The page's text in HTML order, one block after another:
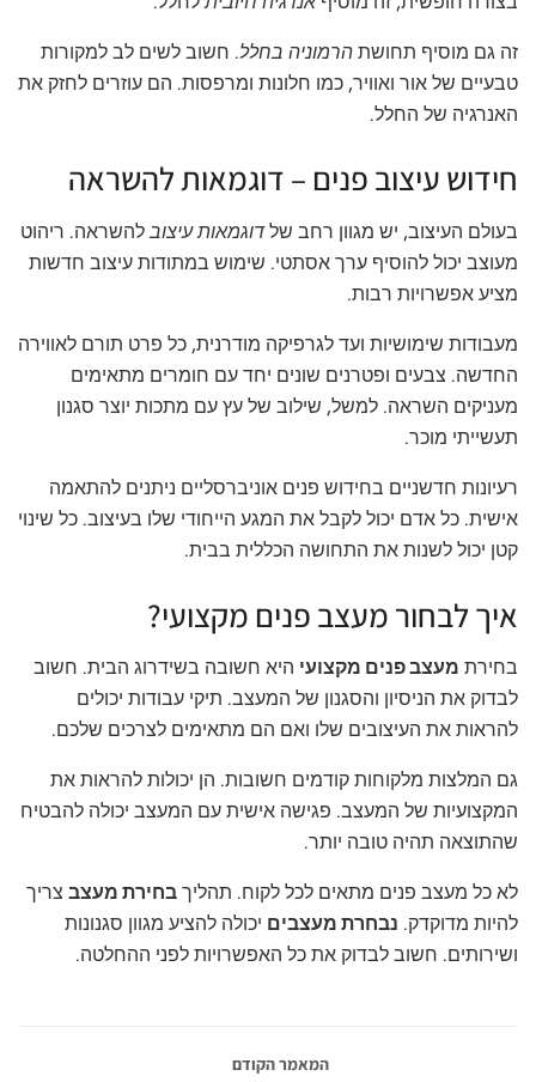
זה גם מוסיף תחושתהרמוניה בחלל. חשוב לשים לב למקורות
טבעיים של אור ואוויר, כמו חלונות ומרפסות. הם עוזרים לחזק את
האנרגיה של החלל.
חידוש עיצוב פנים – דוגמאות להשראה
בעולם העיצוב, יש מגוון רחב שלדוגמאות עיצובלהשראה. ריהוט
מעוצב יכול להוסיף ערך אסתטי. שימוש במתודות עיצוב חדשות
מציע אפשרויות רבות.
מעבודות שימושיות ועד לגרפיקה מודרנית, כל פרט תורם לאווירה
החדשה. צבעים ופטרנים שונים יחד עם חומרים מתאימים
מעניקים השראה. למשל, שילוב של עץ עם מתכות יוצר סגנון
תעשייתי מוכר.
רעיונות חדשניים בחידוש פנים אוניברסליים ניתנים להתאמה
אישית. כל אדם יכול לקבל את המגע הייחודי שלו בעיצוב. כל שינוי
קטן יכול לשנות את התחושה הכללית בבית.
איך לבחור מעצב פנים מקצועי?
בחירת מעצב פנים מקצועי היא חשובה בשידרוג הבית. חשוב
לבדוק את הניסיון והסגנון של המעצב. תיקי עבודות יכולים
להראות את העיצובים שלו ואם הם מתאימים לצרכים שלכם.
גם המלצות מלקוחות קודמים חשובות. הן יכולות להראות את
המקצועיות של המעצב. פגישה אישית עם המעצב יכולה להבטיח
שהתוצאה תהיה טובה יותר.
לא כל מעצב פנים מתאים לכל לקוח. תהליךבחירת מעצב צריך
להיות מדוקדק. נבחרת מעצבים יכולה להציע מגוון סגנונות
ושירותים. חשוב לבדוק את כל האפשרויות לפני ההחלטה.
המאמר הקודם